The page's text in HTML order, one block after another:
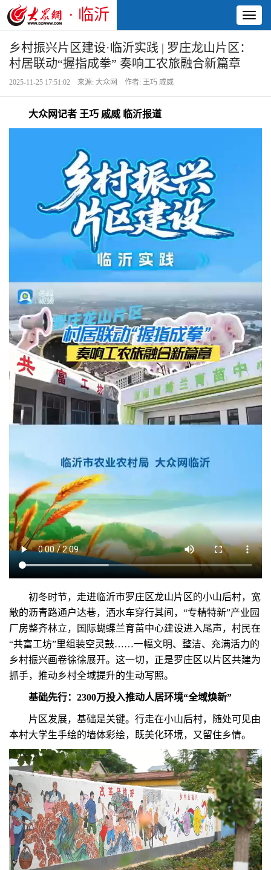
· 临沂
乡村振兴片区建设·临沂实践 | 罗庄龙山片区：
村居联动“握指成拳” 奏响工农旅融合新篇章
2025-11-25 17:51:02 来源: 大众网 作者: 王巧 戚威
大众网记者 王巧 戚威 临沂报道
初冬时节，走进临沂市罗庄区龙山片区的小山后村，宽
敞的沥青路通户达巷，洒水车穿行其间，“专精特新”产业园
厂房整齐林立，国际蝴蝶兰育苗中心建设进入尾声，村民在
“共富工坊”里组装空灵鼓……一幅文明、整洁、充满活力的
乡村振兴画卷徐徐展开。这一切，正是罗庄区以片区共建为
抓手，推动乡村全域提升的生动写照。
基础先行：2300万投入推动人居环境“全域焕新”
片区发展，基础是关键。行走在小山后村，随处可见由
本村大学生手绘的墙体彩绘，既美化环境，又留住乡情。